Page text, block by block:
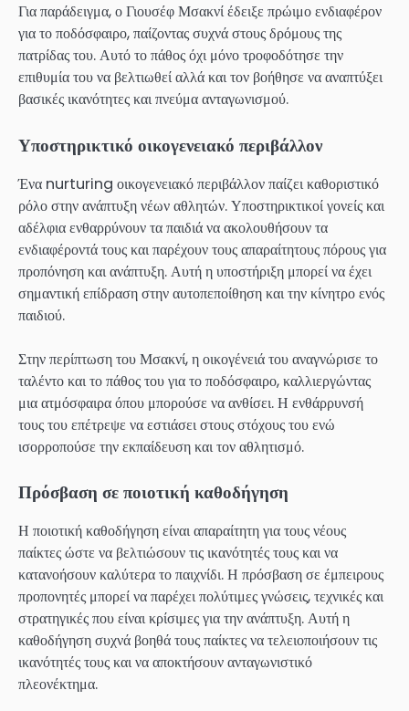
Για παράδειγμα, ο Γιουσέφ Μσακνί έδειξε πρώιμο ενδιαφέρον
για το ποδόσφαιρο, παίζοντας συχνά στους δρόμους της
πατρίδας του. Αυτό το πάθος όχι μόνο τροφοδότησε την
επιθυμία του να βελτιωθεί αλλά και τον βοήθησε να αναπτύξει
βασικές ικανότητες και πνεύμα ανταγωνισμού.
Υποστηρικτικό οικογενειακό περιβάλλον
Ένα nurturing οικογενειακό περιβάλλον παίζει καθοριστικό
ρόλο στην ανάπτυξη νέων αθλητών. Υποστηρικτικοί γονείς και
αδέλφια ενθαρρύνουν τα παιδιά να ακολουθήσουν τα
ενδιαφέροντά τους και παρέχουν τους απαραίτητους πόρους για
προπόνηση και ανάπτυξη. Αυτή η υποστήριξη μπορεί να έχει
σημαντική επίδραση στην αυτοπεποίθηση και την κίνητρο ενός
παιδιού.
Στην περίπτωση του Μσακνί, η οικογένειά του αναγνώρισε το
ταλέντο και το πάθος του για το ποδόσφαιρο, καλλιεργώντας
μια ατμόσφαιρα όπου μπορούσε να ανθίσει. Η ενθάρρυνσή
τους του επέτρεψε να εστιάσει στους στόχους του ενώ
ισορροπούσε την εκπαίδευση και τον αθλητισμό.
Πρόσβαση σε ποιοτική καθοδήγηση
Η ποιοτική καθοδήγηση είναι απαραίτητη για τους νέους
παίκτες ώστε να βελτιώσουν τις ικανότητές τους και να
κατανοήσουν καλύτερα το παιχνίδι. Η πρόσβαση σε έμπειρους
προπονητές μπορεί να παρέχει πολύτιμες γνώσεις, τεχνικές και
στρατηγικές που είναι κρίσιμες για την ανάπτυξη. Αυτή η
καθοδήγηση συχνά βοηθά τους παίκτες να τελειοποιήσουν τις
ικανότητές τους και να αποκτήσουν ανταγωνιστικό
πλεονέκτημα.